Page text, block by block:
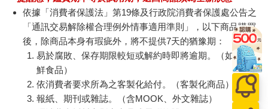
消該筆訂單，並且全額退款。
當廠商出貨後，您會收到E-mail出貨通知，您也可透過【訂
單查詢】確認出貨情況。
產品顏色可能會因網頁呈現與拍攝關係產生色差，圖片僅供
參考，商品依實際供貨樣式為準。
如果是大型商品（如：傢俱、床墊、家電、運動器材等）及
需安裝商品，請依商品頁面說明為主。訂單完成收款確認